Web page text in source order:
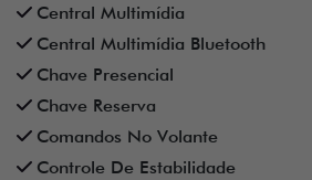
Central Multimídia
Central Multimídia Bluetooth
Chave Presencial
Chave Reserva
Comandos No Volante
Controle De Estabilidade